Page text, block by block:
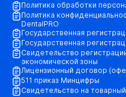
Политика обработки
Политика
DentalPRO
Государственная
Государственная
Свидетельство
экономической зоны
Лицензионный договор
511 приказ Минцифры
Свидетельство на